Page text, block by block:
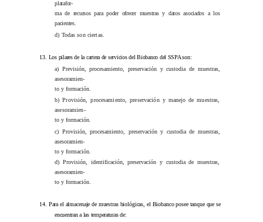
platafor-
ma de recursos para poder ofrecer muestras y datos asociados a los
pacientes.
d) Todas son ciertas.
13. Los pilares de la cartera de servicios del Biobanco del SSPA son:
a) Previsión, procesamiento, preservación y custodia de muestras,
asesoramien-
to y formación.
b) Provisión, procesamiento, preservación y manejo de muestras,
asesoramien-
to y formación.
c) Provisión, procesamiento, preservación y custodia de muestras,
asesoramien-
to y formación.
d) Provisión, identificación, preservación y custodia de muestras,
asesoramien-
to y formación.
14. Para el almacenaje de muestras biológicas, el Biobanco posee tanque que se
encuentran a las temperaturas de: